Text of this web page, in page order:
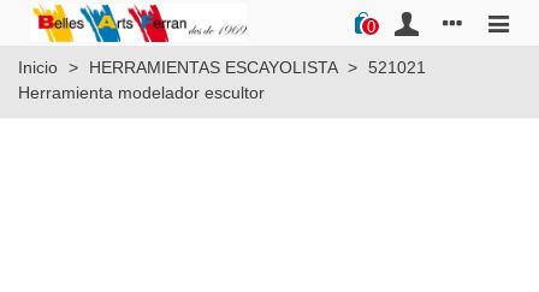
0
Inicio > HERRAMIENTAS ESCAYOLISTA > 521021
Herramienta modelador escultor